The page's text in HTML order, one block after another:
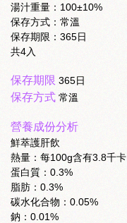
湯汁重量：100±10%
保存方式：常溫
保存期限：365日
共4入
保存期限 365日
保存方式 常溫
營養成份分析
鮮萃護肝飲
熱量：每100g含有3.8千卡
蛋白質：0.3%
脂肪：0.3%
碳水化合物：0.05%
鈉：0.01%